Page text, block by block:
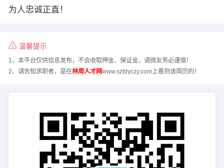
为人忠诚正直！
温馨提示
1、本平台仅供信息发布，不会收取押金、保证金，请微友务必谨慎！
2、请告知求职者，是在林周人才网www.sztdyczy.com上看到该简历的！